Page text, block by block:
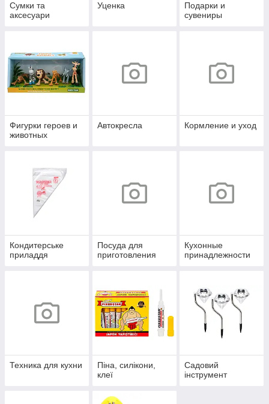
Сумки та
аксесуари
Уценка
Подарки и
сувениры
Фигурки героев и
животных
Автокресла Кормление и уход
Кондитерське
приладдя
Посуда для
приготовления
Кухонные
принадлежности
Техника для кухни
Піна, силікони,
клеї
Садовий
інструмент